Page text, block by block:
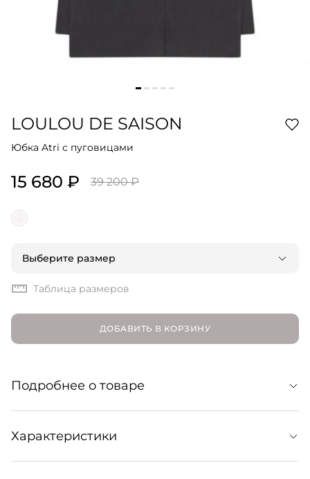
LOULOU DE SAISON
Юбка Atri с пуговицами
15 680 ₽ 39 200 ₽
Выберите размер
Таблица размеров
ДОБАВИТЬ В КОРЗИНУ
Подробнее о товаре
Длинная юбка из фактурного полотна — аутентичная
текстура с вкраплениями создается благодаря бленду
хлопка, вискозы, льна и шелка. Модель привлекает
Характеристики